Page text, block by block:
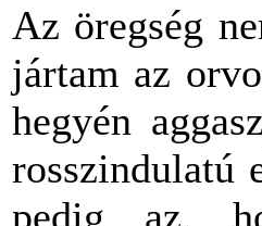
Az öregség
jártam az
hegyén
rosszindulatú
pedig az,